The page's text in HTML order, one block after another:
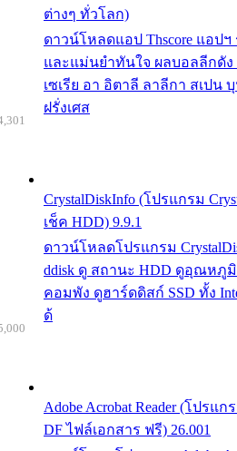
ต่างๆ ทั่วโลก)
ดาวน์โหลดแอป Thscore แอป
และแม่นยำทันใจ ผลบอลลีกดั
เซเรีย อา อิตาลี ลาลีกา สเปน
ฝรั่งเศส
CrystalDiskInfo (โปรแกรม
เช็ค HDD) 9.9.1
ดาวน์โหลดโปรแกรม
ddisk ดู สถานะ HDD ดูอุณหภูมิ
คอมพัง ดูฮาร์ดดิสก์ SSD ทั้ง
ด้
Adobe Acrobat Reader (โปรแ
DF ไฟล์เอกสาร ฟรี) 26.001